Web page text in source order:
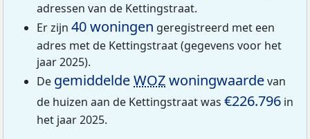
adressen van de Kettingstraat.
Er zijn 40 woningen geregistreerd met een
adres met de Kettingstraat (gegevens voor het
jaar 2025).
De gemiddeldeWOZwoningwaardevan
de huizen aan de Kettingstraat was €226.796 in
het jaar 2025.